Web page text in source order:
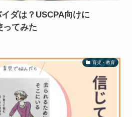
ダは？USCPA向けに
ってみた
育児・教育